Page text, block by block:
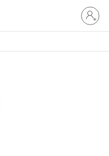
Logga
in
på
konto